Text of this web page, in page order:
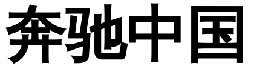
奔驰中国